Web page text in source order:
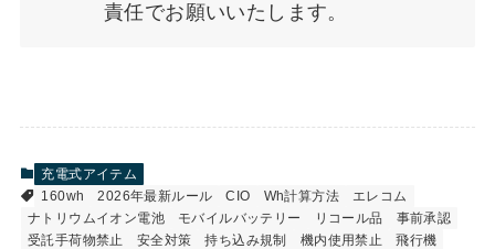
責任でお願いいたします。
充電式アイテム
160wh
2026年最新ルール CIO Wh計算方法
エレコム
ナトリウムイオン電池
モバイルバッテリー リコール品
事前承認
受託手荷物禁止
安全対策 持ち込み規制 機内使用禁止 飛行機